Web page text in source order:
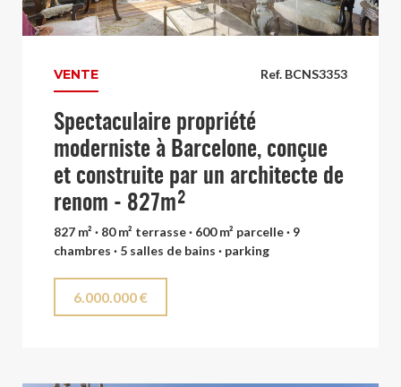
Ref. BCNS3353
VENTE
Spectaculaire propriété
moderniste à Barcelone, conçue
et construite par un architecte de
renom - 827m²
827 m² · 80 m² terrasse · 600 m² parcelle · 9
chambres · 5 salles de bains · parking
6.000.000 €